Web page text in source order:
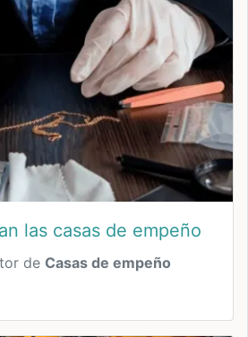
las casas de empeño
de Casas de empeño